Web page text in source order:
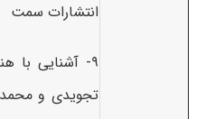
انتشارات سمت
۹- آشنایی با
تجویدی و